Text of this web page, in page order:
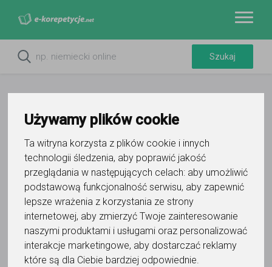
Używamy plików cookie
Ta witryna korzysta z plików cookie i innych
technologii śledzenia, aby poprawić jakość
przeglądania w następujących celach: aby umożliwić
podstawową funkcjonalność serwisu, aby zapewnić
lepsze wrażenia z korzystania ze strony
internetowej, aby zmierzyć Twoje zainteresowanie
naszymi produktami i usługami oraz personalizować
interakcje marketingowe, aby dostarczać reklamy
które są dla Ciebie bardziej odpowiednie
Do ulubionych
Oznacz wystąpienie kontaktu
Pan K